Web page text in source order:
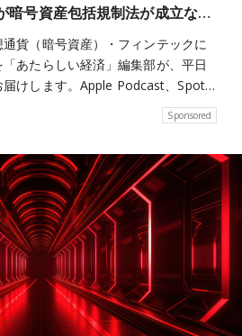
暗号資産包括規制法が成立な…
貨（暗号資産）・フィンテックに
あたらしい経済」編集部が、平日
届けします。Apple Podcast、Spot…
Sponsored